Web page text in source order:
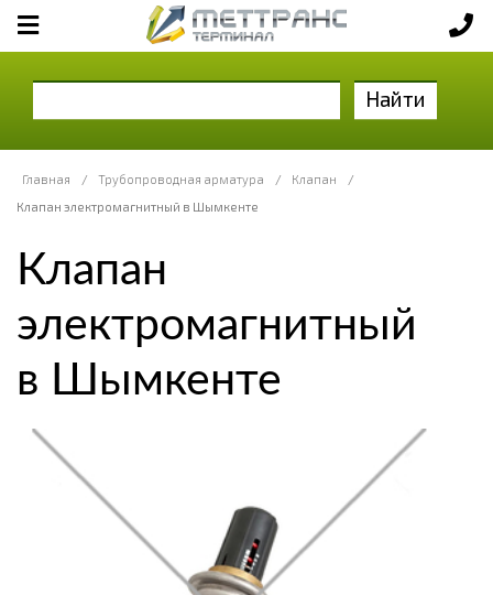
Найти
Главная / Трубопроводная арматура / Клапан
/
Клапан электромагнитный в Шымкенте
Клапан
электромагнитный
в Шымкенте